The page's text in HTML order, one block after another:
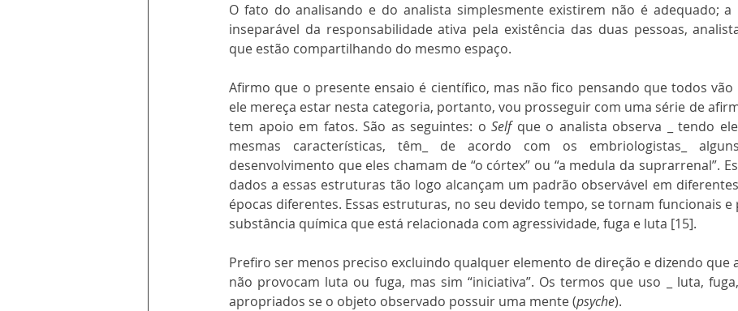
O fato do analisando e do analista simplesmente existirem não é adequado; a
inseparável da responsabilidade ativa pela existência das duas pessoas,
que estão compartilhando do mesmo espaço.
Afirmo que o presente ensaio é científico, mas não fico pensando que todos
ele mereça estar nesta categoria, portanto, vou prosseguir com uma série de
tem apoio em fatos. São as seguintes: o Self que o analista observa _ tendo
mesmas características, têm_ de acordo com os embriologistas_
desenvolvimento que eles chamam de “o córtex” ou “a medula da suprarrenal”.
dados a essas estruturas tão logo alcançam um padrão observável em
épocas diferentes. Essas estruturas, no seu devido tempo, se tornam funcionais e
substância química que está relacionada com agressividade, fuga e luta [15].
Prefiro ser menos preciso excluindo qualquer elemento de direção e dizendo que
não provocam luta ou fuga, mas sim “iniciativa”. Os termos que uso _ luta,
apropriados se o objeto observado possuir uma mente (psyche).